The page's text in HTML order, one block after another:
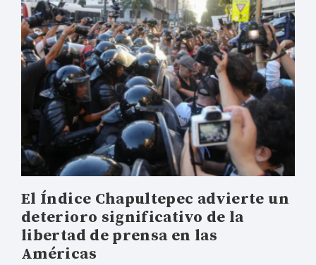
El Índice Chapultepec advierte un
deterioro significativo de la
libertad de prensa en las
Américas